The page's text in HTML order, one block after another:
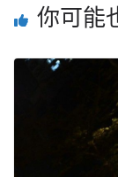
你可能